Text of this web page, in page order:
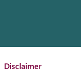
Disclaimer